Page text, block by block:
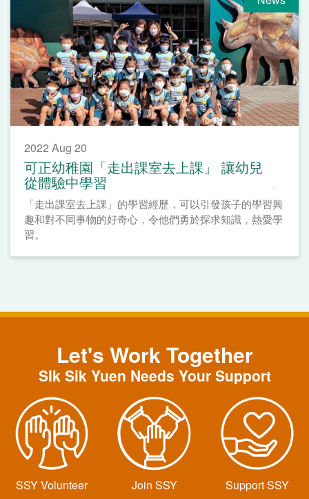
2022 Aug 20
可正幼稚園「走出課室去上課」 讓幼兒
從體驗中學習
「走出課室去上課」的學習經歷，可以引發孩子的學習興
趣和對不同事物的好奇心，令他們勇於探求知識，熱愛學
習。
Let's Work Together
SIk Sik Yuen Needs Your Support
SSY Volunteer Join SSY Support SSY